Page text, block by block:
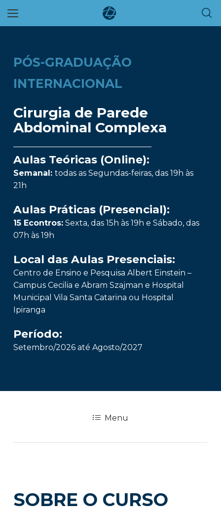
to
PÓS-GRADUAÇÃO
INTERNACIONAL
Cirurgia de Parede
Abdominal Complexa
Aulas Teóricas (Online):
Semanal:todas as Segundas-feiras, das 19h às
21h
Aulas Práticas (Presencial):
15 Econtros: Sexta, das 15h às 19h e Sábado, das
07h às 19h
Local das Aulas Presenciais:
Centro de Ensino e Pesquisa Albert Einstein –
Campus Cecilia e Abram Szajman e Hospital
Municipal Vila Santa Catarina ou Hospital
Ipiranga
Período:
Setembro/2026 até Agosto/2027
Menu
SOBRE O CURSO